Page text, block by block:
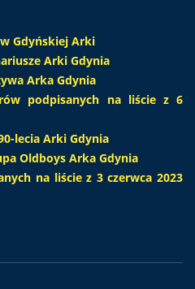
Gdyńskiej Arki
Arki Gdynia
Arka Gdynia
podpisanych na liście z 6
lecia Arki Gdynia
Oldboys Arka Gdynia
na liście z 3 czerwca 2023